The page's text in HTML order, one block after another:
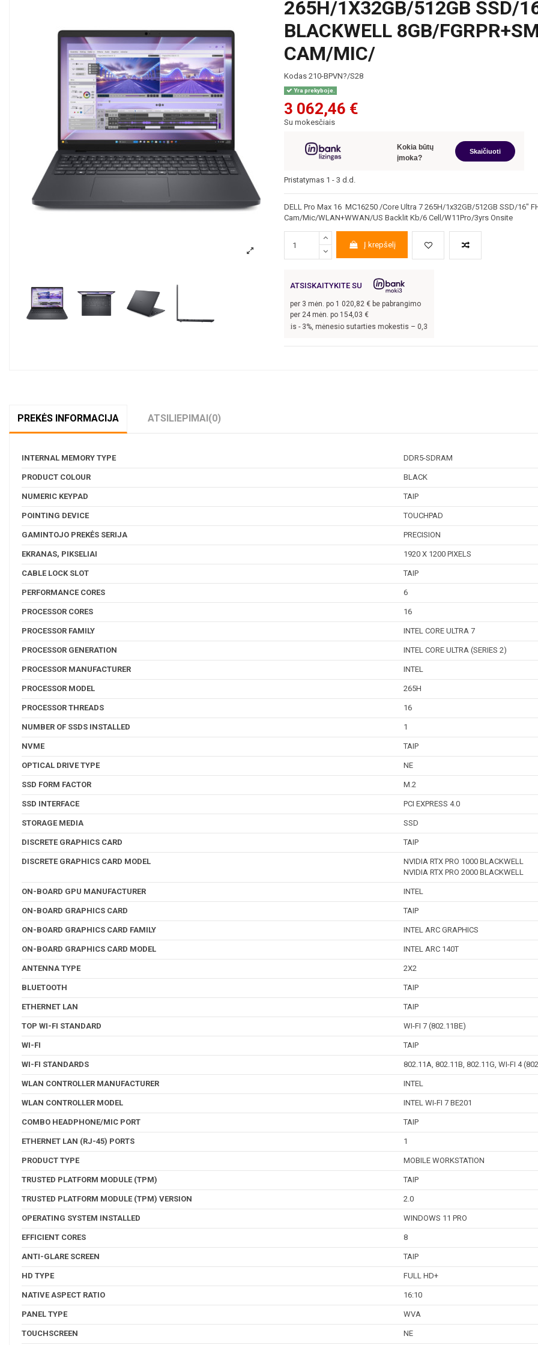
265H/1X32GB/512GB SSD/
BLACKWELL 8GB/
CAM/MIC/
Kodas 210-BPVN?/S28
Yra prekyboje.
3 062,46 €
Su mokesčiais
Kokia būtų
įmoka?
Skaičiuoti
Pristatymas 1 - 3 d.d.
DELL Pro Max 16 MC16250 /Core Ultra 7 265H/1x32GB/512GB SSD/16"
Cam/Mic/WLAN+WWAN/US Backlit Kb/6 Cell/W11Pro/3yrs Onsite
Į krepšelį
ATSISKAITYKITE SU
per 3 mėn. po 1 020,82€ be pabrangimo
per 24 mėn. po 154,03 €
%, mėnesio sutarties mokestis –0,33%, BVKKMN –
PREKĖS INFORMACIJA ATSILIEPIMAI(0)
INTERNAL MEMORY TYPE DDR5-SDRAM
PRODUCT COLOUR BLACK
NUMERIC KEYPAD TAIP
POINTING DEVICE TOUCHPAD
GAMINTOJO PREKĖS SERIJA PRECISION
EKRANAS, PIKSELIAI 1920 X 1200 PIXELS
CABLE LOCK SLOT TAIP
PERFORMANCE CORES 6
PROCESSOR CORES 16
PROCESSOR FAMILY INTEL CORE ULTRA 7
PROCESSOR GENERATION INTEL CORE ULTRA (SERIES 2)
PROCESSOR MANUFACTURER INTEL
PROCESSOR MODEL 265H
PROCESSOR THREADS 16
NUMBER OF SSDS INSTALLED 1
NVME TAIP
OPTICAL DRIVE TYPE NE
SSD FORM FACTOR M.2
SSD INTERFACE PCI EXPRESS 4.0
STORAGE MEDIA SSD
DISCRETE GRAPHICS CARD TAIP
DISCRETE GRAPHICS CARD MODEL
NVIDIA RTX PRO 1000 BLACKWELL
NVIDIA RTX PRO 2000 BLACKWELL
ON-BOARD GPU MANUFACTURER INTEL
ON-BOARD GRAPHICS CARD TAIP
ON-BOARD GRAPHICS CARD FAMILY INTEL ARC GRAPHICS
ON-BOARD GRAPHICS CARD MODEL INTEL ARC 140T
ANTENNA TYPE 2X2
BLUETOOTH TAIP
ETHERNET LAN TAIP
TOP WI-FI STANDARD WI-FI 7 (802.11BE)
WI-FI TAIP
WI-FI STANDARDS 802.11A, 802.11B, 802.11G, WI-FI 4
WLAN CONTROLLER MANUFACTURER INTEL
WLAN CONTROLLER MODEL INTEL WI-FI 7 BE201
COMBO HEADPHONE/MIC PORT TAIP
ETHERNET LAN (RJ-45) PORTS 1
PRODUCT TYPE MOBILE WORKSTATION
TRUSTED PLATFORM MODULE (TPM) TAIP
TRUSTED PLATFORM MODULE (TPM) VERSION 2.0
OPERATING SYSTEM INSTALLED WINDOWS 11 PRO
EFFICIENT CORES 8
ANTI-GLARE SCREEN TAIP
HD TYPE FULL HD+
NATIVE ASPECT RATIO 16:10
PANEL TYPE WVA
TOUCHSCREEN NE